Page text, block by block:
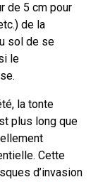
de 5 cm pour
de la
sol de se
le
la tonte
plus long que
Cette
d’invasion